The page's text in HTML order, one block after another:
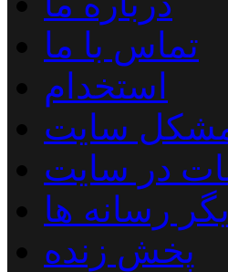
تماس با ما
استخدام
مشکل سایت
در سایت
رسانه ها
پخش زنده